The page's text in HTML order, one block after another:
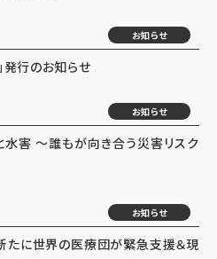
お知らせ
発行のお知らせ
お知らせ
水害 ～誰もが向き合う災害リスク
お知らせ
新たに世界の医療団が緊急支援＆現